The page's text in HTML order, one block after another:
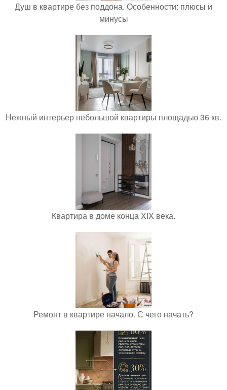
Душ в квартире без поддона. Особенности: плюсы и
минусы
Нежный интерьер небольшой квартиры площадью 36 кв.
Квартира в доме конца XIX века.
Ремонт в квартире начало. С чего начать?